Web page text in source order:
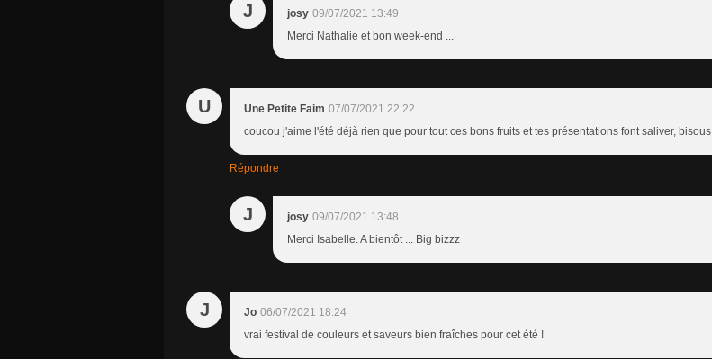
J josy 09/07/2021 13:49
Merci Nathalie et bon week-end ...
U Une Petite Faim 07/07/2021 22:22
coucou j'aime l'été déjà rien que pour tout ces bons fruits et tes présentations font saliver, bisous
Répondre
J josy 09/07/2021 13:48
Merci Isabelle. A bientôt ... Big bizzz
J Jo 06/07/2021 18:24
vrai festival de couleurs et saveurs bien fraîches pour cet été !